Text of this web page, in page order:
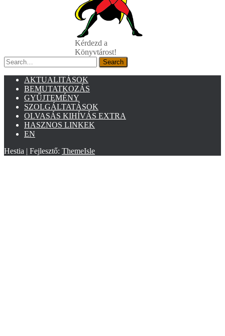
Kérdezd a
Könyvtárost!
Search
Search
AKTUALITÁSOK
BEMUTATKOZÁS
GYŰJTEMÉNY
SZOLGÁLTATÁSOK
OLVASÁS KIHÍVÁS EXTRA
HASZNOS LINKEK
EN
Hestia | Fejlesztő: ThemeIsle